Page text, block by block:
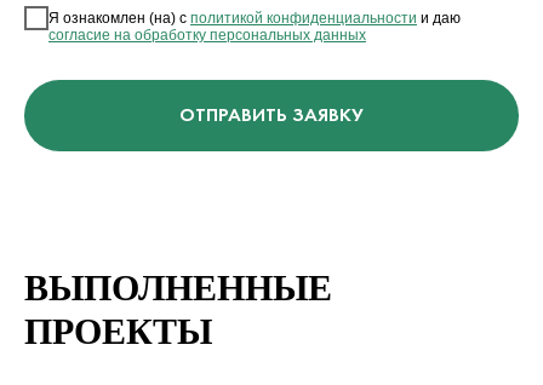
Я ознакомлен (на) с политикой конфиденциальности и даю
согласие на обработку персональных данных
ОТПРАВИТЬ ЗАЯВКУ
ВЫПОЛНЕННЫЕ
ПРОЕКТЫ